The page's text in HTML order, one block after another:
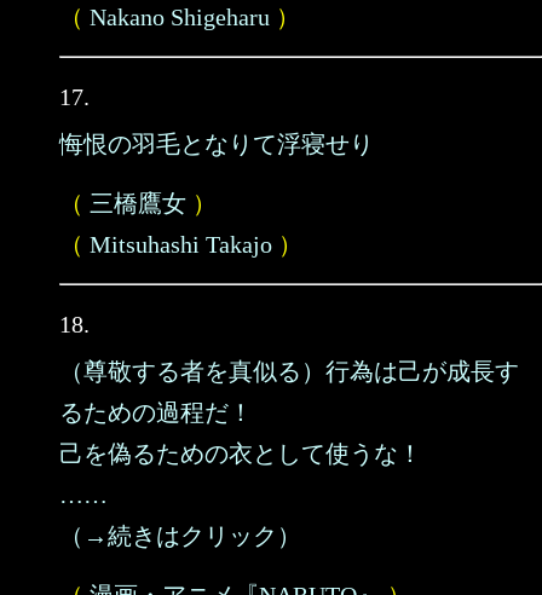
（ Nakano Shigeharu ）
17.
悔恨の羽毛となりて浮寝せり
（ 三橋鷹女 ）
（ Mitsuhashi Takajo ）
18.
（尊敬する者を真似る）行為は己が成長す
るための過程だ！
己を偽るための衣として使うな！
……
（→続きはクリック）